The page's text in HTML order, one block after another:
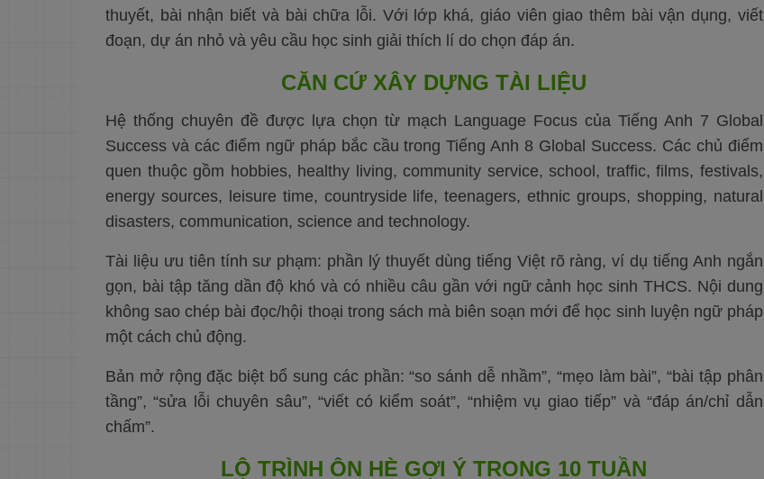
D. Sửa lỗi sai
E. Viết đoạn
Nhận biết và thông hiểu
9. Bài tập mở rộng -
Luyện có kiểm soát
10. Bài tập mở rộng -
11. Bài tập mở rộng -
Viết câu và viết đoạn
ứng dụng
13. Phiếu tự kiểm tra
cuối chuyên đề
14. Phiếu bài tập tăng
cường số 1 - Củng cố
công thức
cường số 2 - Vận dụng
theo ngữ cảnh
16. Phiếu bài tập tăng
cường số 3 - Dịch ý và
viết lại
thuyết, bài nhận biết và bài chữa lỗi. Với lớp khá, giáo viên giao thêm bài vận dụng, viết
đoạn, dự án nhỏ và yêu cầu học sinh giải thích lí do chọn đáp án.
CĂN CỨ XÂY DỰNG TÀI LIỆU
Hệ thống chuyên đề được lựa chọn từ mạch Language Focus của Tiếng Anh 7 Global
Success và các điểm ngữ pháp bắc cầu trong Tiếng Anh 8 Global Success. Các chủ điểm
quen thuộc gồm hobbies, healthy living, community service, school, traffic, films, festivals,
energy sources, leisure time, countryside life, teenagers, ethnic groups, shopping, natural
disasters, communication, science and technology.
Tài liệu ưu tiên tính sư phạm: phần lý thuyết dùng tiếng Việt rõ ràng, ví dụ tiếng Anh ngắn
gọn, bài tập tăng dần độ khó và có nhiều câu gần với ngữ cảnh học sinh THCS. Nội dung
không sao chép bài đọc/hội thoại trong sách mà biên soạn mới để học sinh luyện ngữ pháp
một cách chủ động.
Bản mở rộng đặc biệt bổ sung các phần: “so sánh dễ nhầm”, “mẹo làm bài”, “bài tập phân
tầng”, “sửa lỗi chuyên sâu”, “viết có kiểm soát”, “nhiệm vụ giao tiếp” và “đáp án/chỉ dẫn
chấm”.
LỘ TRÌNH ÔN HÈ GỢI Ý TRONG 10 TUẦN